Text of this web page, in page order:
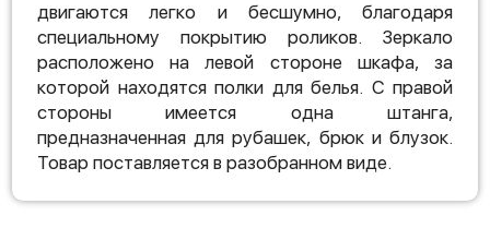
двигаются легко и бесшумно, благодаря
специальному покрытию роликов. Зеркало
расположено на левой стороне шкафа, за
которой находятся полки для белья. С правой
стороны имеется одна штанга,
предназначенная для рубашек, брюк и блузок.
Товар поставляется в разобранном виде.